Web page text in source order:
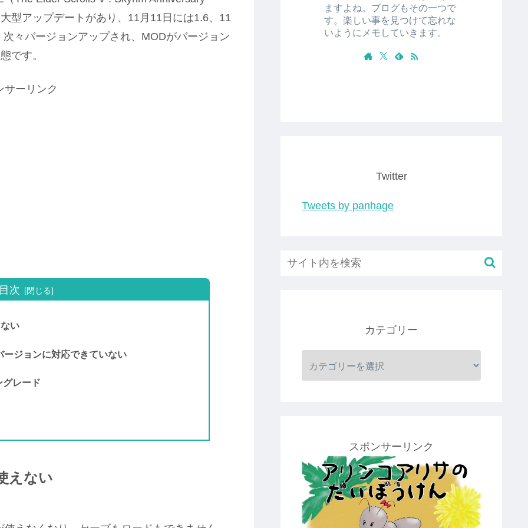
型アップデートがあり、11月11日には1.6、11
々バージョンアップされ、MODがバージョン
です。
サーリンク
次
い
ジョンに対応できていない
グレード
えない
ますよね。ブログもその一つで
す。楽しい事を見つけて忘れな
いようにメモしていきます。
Twitter
Tweets by panhage
カテゴリー
スポンサーリンク